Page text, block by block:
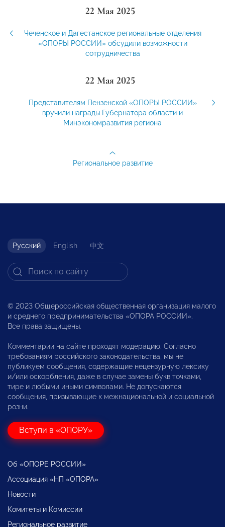
22 Мая 2025
Чеченское и Дагестанское региональные отделения
«ОПОРЫ РОССИИ» обсудили возможности
сотрудничества
22 Мая 2025
Представителям Пензенской «ОПОРЫ РОССИИ»
вручили награды Губернатора области и
Минэкономразвития региона
Региональное развитие
Русский English 中文
© 2023 Общероссийская общественная организация малого
и среднего предпринимательства «ОПОРА РОССИИ».
Все права защищены.
Комментарии на сайте проходят модерацию. Согласно
требованиям российского законодательства, мы не
публикуем сообщения, содержащие нецензурную лексику
и/или оскорбления, даже в случае замены букв точками,
тире и любыми иными символами. Не допускаются
сообщения, призывающие к межнациональной и социальной
розни.
Вступи в «ОПОРУ»
Об «ОПОРЕ РОССИИ»
Ассоциация «НП «ОПОРА»
Новости
Комитеты и Комиссии
Региональное развитие